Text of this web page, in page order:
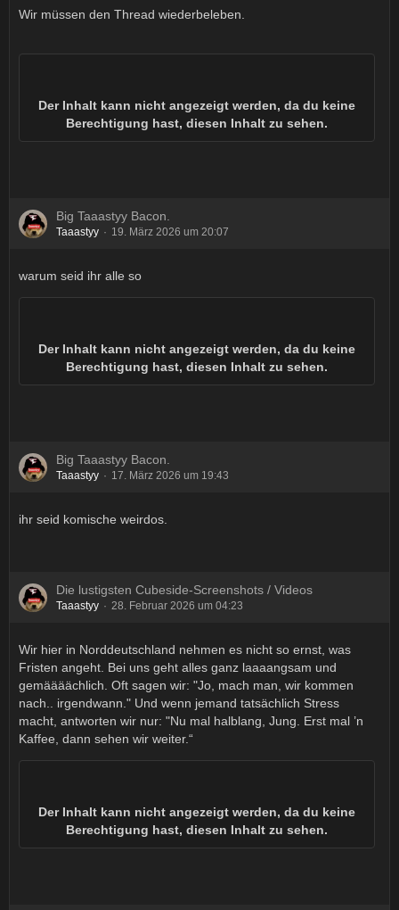
Wir müssen den Thread wiederbeleben.
Der Inhalt kann nicht angezeigt werden, da du keine
Berechtigung hast, diesen Inhalt zu sehen.
Big Taaastyy Bacon.
Taaastyy 19. März 2026 um 20:07
warum seid ihr alle so
Der Inhalt kann nicht angezeigt werden, da du keine
Berechtigung hast, diesen Inhalt zu sehen.
Big Taaastyy Bacon.
Taaastyy 17. März 2026 um 19:43
ihr seid komische weirdos.
Die lustigsten Cubeside-Screenshots / Videos
Taaastyy 28. Februar 2026 um 04:23
Wir hier in Norddeutschland nehmen es nicht so ernst, was
Fristen angeht. Bei uns geht alles ganz laaaangsam und
gemäääächlich. Oft sagen wir: "Jo, mach man, wir kommen
nach.. irgendwann." Und wenn jemand tatsächlich Stress
macht, antworten wir nur: "Nu mal halblang, Jung. Erst mal ’n
Kaffee, dann sehen wir weiter.“
Der Inhalt kann nicht angezeigt werden, da du keine
Berechtigung hast, diesen Inhalt zu sehen.